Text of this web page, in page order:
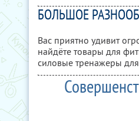
БОЛЬШОЕ
Вас приятно удивит
найдёте товары для
силовые тренажеры